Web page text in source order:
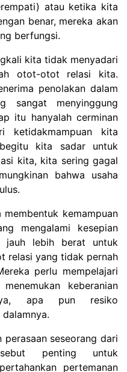
atau ketika kita
benar, mereka akan
berfungsi.
kita tidak menyadari
otot-otot relasi kita.
penolakan dalam
sangat menyinggung
itu hanyalah cerminan
ketidakmampuan kita
kita sadar untuk
kita, kita sering gagal
bahwa usaha
kemampuan
mengalami kesepian
jauh lebih berat untuk
relasi yang tidak pernah
perlu mempelajari
keberanian
apa pun resiko
perasaan seseorang dari
penting untuk
pertemanan